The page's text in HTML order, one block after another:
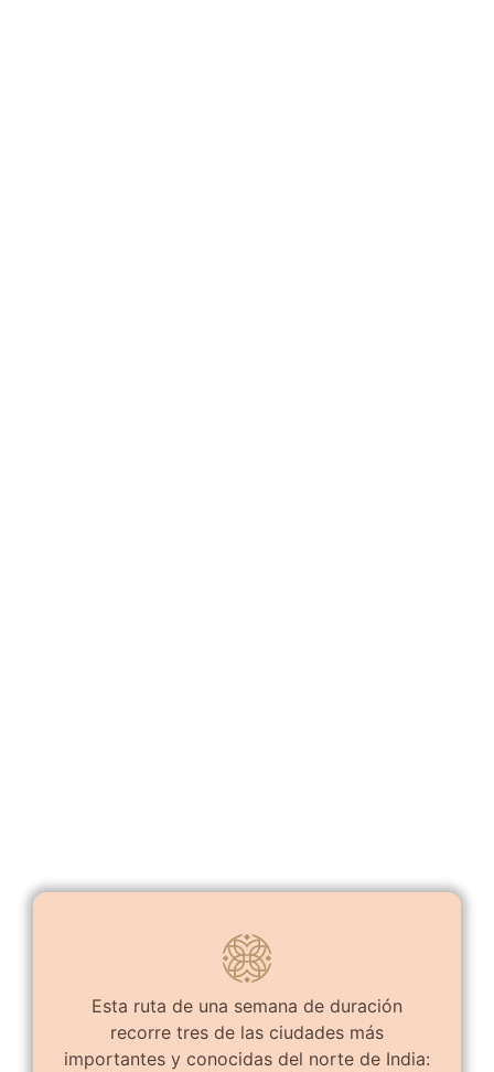
Esta ruta de una semana de duración
recorre tres de las ciudades más
importantes y conocidas del norte de India: